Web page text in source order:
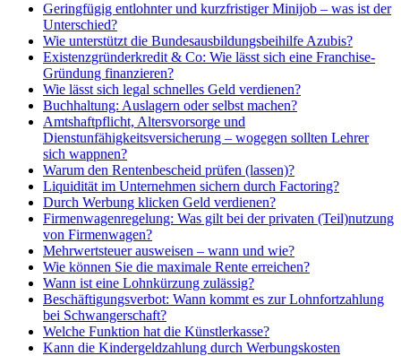
Geringfügig entlohnter und kurzfristiger Minijob – was ist der
Unterschied?
Wie unterstützt die Bundesausbildungsbeihilfe Azubis?
Existenzgründerkredit & Co: Wie lässt sich eine Franchise-
Gründung finanzieren?
Wie lässt sich legal schnelles Geld verdienen?
Buchhaltung: Auslagern oder selbst machen?
Amtshaftpflicht, Altersvorsorge und
Dienstunfähigkeitsversicherung – wogegen sollten Lehrer
sich wappnen?
Warum den Rentenbescheid prüfen (lassen)?
Liquidität im Unternehmen sichern durch Factoring?
Durch Werbung klicken Geld verdienen?
Firmenwagenregelung: Was gilt bei der privaten (Teil)nutzung
von Firmenwagen?
Mehrwertsteuer ausweisen – wann und wie?
Wie können Sie die maximale Rente erreichen?
Wann ist eine Lohnkürzung zulässig?
Beschäftigungsverbot: Wann kommt es zur Lohnfortzahlung
bei Schwangerschaft?
Welche Funktion hat die Künstlerkasse?
Kann die Kindergeldzahlung durch Werbungskosten